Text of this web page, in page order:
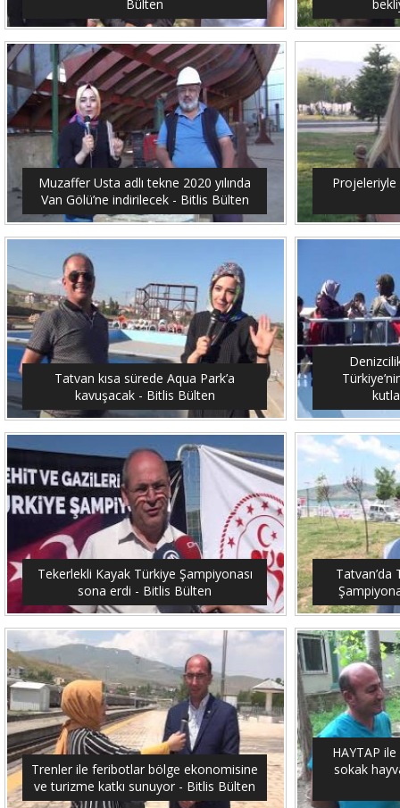
Bülten
Muzaffer Usta adlı tekne 2020 yılında
Van Gölü’ne indirilecek - Bitlis Bülten
Projeleriyle
Tatvan kısa sürede Aqua Park’a
kavuşacak - Bitlis Bülten
Tekerlekli Kayak Türkiye Şampiyonası
sona erdi - Bitlis Bülten
Tatvan’da
Trenler ile feribotlar bölge ekonomisine
ve turizme katkı sunuyor - Bitlis Bülten
HAYTAP
sokak